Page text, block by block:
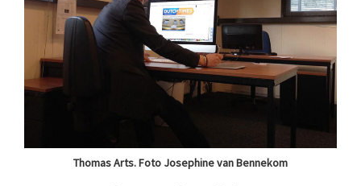
Thomas Arts. Foto Josephine van Bennekom